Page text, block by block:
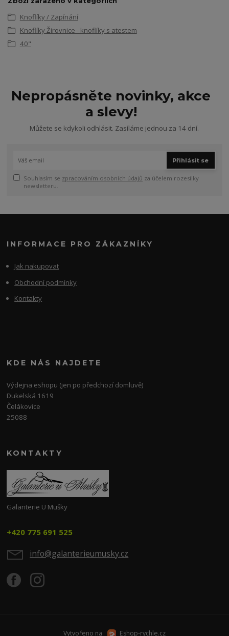
Knoflíky / Zapínání
Knoflíky Žirovnice - knoflíky s atestem
40"
Nepropásněte novinky, akce
a slevy!
Můžete se kdykoli odhlásit. Zasíláme jednou za 14 dní.
Přihlásit se
Souhlasím se zpracováním osobních údajů za účelem rozesílky
newsletteru.
INFORMACE PRO ZÁKAZNÍKY
Jak nakupovat
Obchodní podmínky
Kontakty
KDE NÁS NAJDETE
Výdejna eshopu (jen po předchozí domluvě)
Dukelská 1619
Čelákovice
25088
KONTAKTY
Galanterie U Mušky
+420 775 691 525
info@galanterieumusky.cz
Vytvořeno na Eshop-rychle.cz